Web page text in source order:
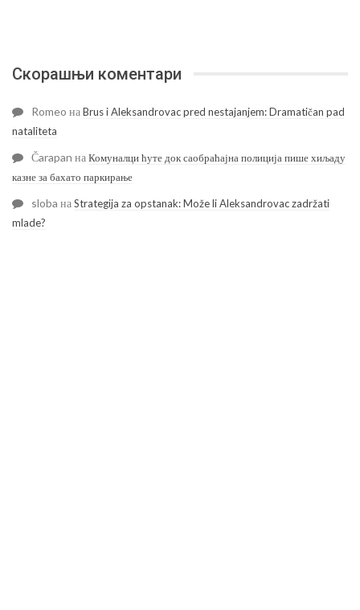
Скорашњи коментари
Romeo наBrus i Aleksandrovac pred nestajanjem: Dramatičan pad
nataliteta
Čarapan наКомуналци ћуте док саобраћајна полиција пише хиљаду
казне за бахато паркирање
sloba наStrategija za opstanak: Može li Aleksandrovac zadržati
mlade?